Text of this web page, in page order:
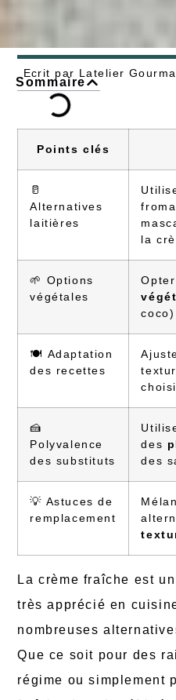
Ecrit par Latelier
Sommaire
Points clés
🥛
Alternatives
laitières
la
🌱 Options
végétales
🍽️ Adaptation
des recettes
choisi
🍰
Polyvalence
des substituts
des
des
💡 Astuces de
remplacement
La crème fraîche est
très apprécié en
nombreuses
Que ce soit pour des
régime ou simplement